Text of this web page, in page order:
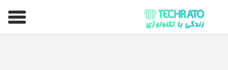
تکراتو – زندگی با تکنولوژی